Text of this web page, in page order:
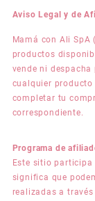
Aviso Legal y de
Mamá con Ali SpA
productos
vende ni
cualquier producto
completar tu
correspondiente.
Programa de
Este sitio participa
significa que
realizadas a